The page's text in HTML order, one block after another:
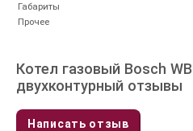
Габариты
Прочее
Котел газовый Bosch
двухконтурный отзывы
Написать отзыв